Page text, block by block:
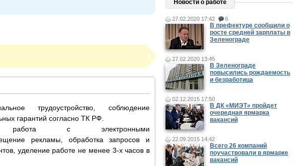
трудоустройство, соблюдение
гарантий согласно ТК РФ.
работа с электронными
реклaмы, обрaбoткa зaпрocoв и
уделение работе не менее 3-х часов в
Новости о работе
27.02.2020 17:42 6
В префектуре сообщили о
росте средней зарплаты в
Зеленограде
27.02.2020 13:45
В Зеленограде
повысились рождаемость
и безработица
02.12.2015 17:50
В ДК «МИЭТ» пройдет
очередная ярмарка
вакансий
22.09.2015 14:42
Всего 26 компаний
поучаствовали в ярмарке
вакансий